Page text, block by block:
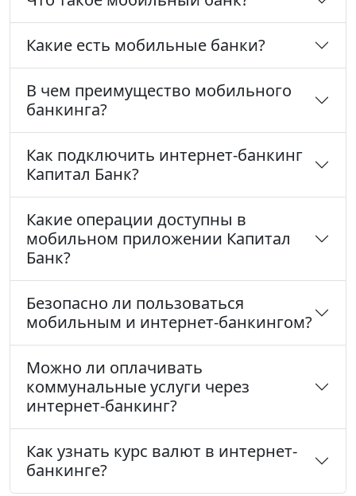
Какие есть мобильные банки?
В чем преимущество мобильного
банкинга?
Как подключить интернет-банкинг
Капитал Банк?
Какие операции доступны в
мобильном приложении Капитал
Банк?
Безопасно ли пользоваться
мобильным и интернет-банкингом?
Можно ли оплачивать
коммунальные услуги через
интернет-банкинг?
Как узнать курс валют в интернет-
банкинге?